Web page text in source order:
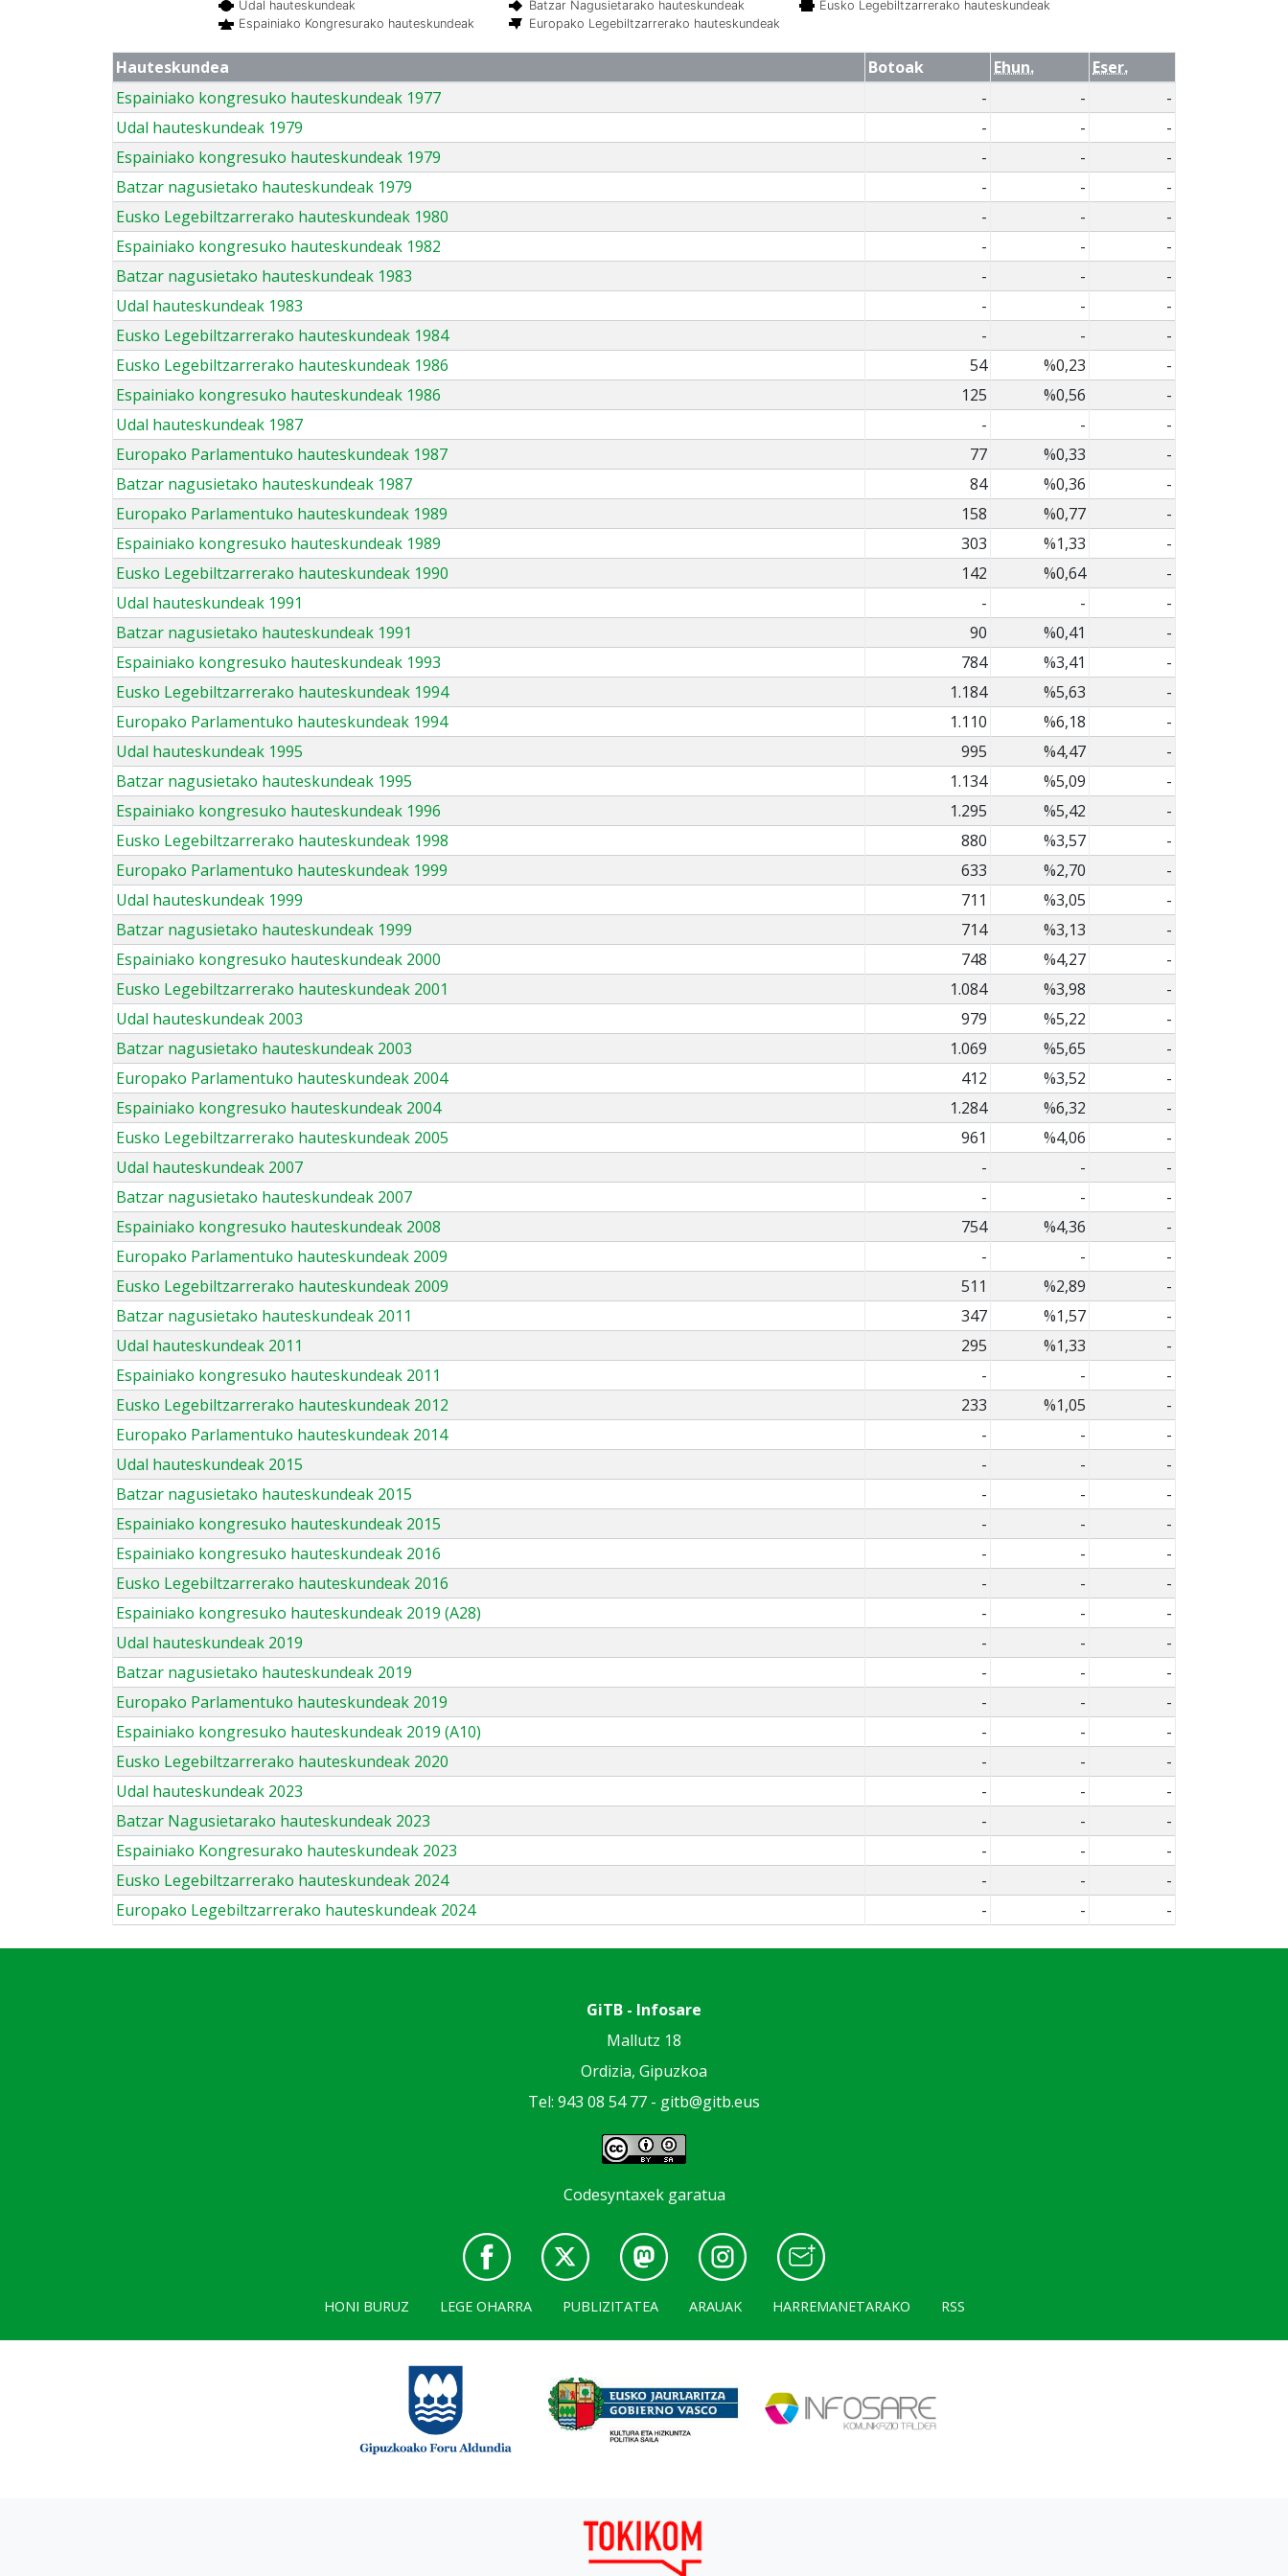
Udal hauteskundeak Batzar Nagusietarako hauteskundeak
Eusko Legebiltzarrerako hauteskundeak
Espainiako Kongresurako hauteskundeak
Europako Legebiltzarrerako hauteskundeak
Hauteskundea Botoak Ehun.
Eser.
Espainiako kongresuko hauteskundeak 1977
- -
-
Udal hauteskundeak 1979
- -
-
Espainiako kongresuko hauteskundeak 1979
- -
-
Batzar nagusietako hauteskundeak 1979
- -
-
Eusko Legebiltzarrerako hauteskundeak 1980
- -
-
Espainiako kongresuko hauteskundeak 1982
- -
-
Batzar nagusietako hauteskundeak 1983
- -
-
Udal hauteskundeak 1983
- -
-
Eusko Legebiltzarrerako hauteskundeak 1984
- -
-
Eusko Legebiltzarrerako hauteskundeak 1986
54 %0,23
-
Espainiako kongresuko hauteskundeak 1986
125 %0,56
-
Udal hauteskundeak 1987
- -
-
Europako Parlamentuko hauteskundeak 1987
77 %0,33
-
Batzar nagusietako hauteskundeak 1987
84 %0,36
-
Europako Parlamentuko hauteskundeak 1989
158 %0,77
-
Espainiako kongresuko hauteskundeak 1989
303 %1,33
-
Eusko Legebiltzarrerako hauteskundeak 1990
142 %0,64
-
Udal hauteskundeak 1991
- -
-
Batzar nagusietako hauteskundeak 1991
90 %0,41
-
Espainiako kongresuko hauteskundeak 1993
784 %3,41
-
Eusko Legebiltzarrerako hauteskundeak 1994
1.184 %5,63
-
Europako Parlamentuko hauteskundeak 1994
1.110 %6,18
-
Udal hauteskundeak 1995
995 %4,47
-
Batzar nagusietako hauteskundeak 1995
1.134 %5,09
-
Espainiako kongresuko hauteskundeak 1996
1.295 %5,42
-
Eusko Legebiltzarrerako hauteskundeak 1998
880 %3,57
-
Europako Parlamentuko hauteskundeak 1999
633 %2,70
-
Udal hauteskundeak 1999
711 %3,05
-
Batzar nagusietako hauteskundeak 1999
714 %3,13
-
Espainiako kongresuko hauteskundeak 2000
748 %4,27
-
Eusko Legebiltzarrerako hauteskundeak 2001
1.084 %3,98
-
Udal hauteskundeak 2003
979 %5,22
-
Batzar nagusietako hauteskundeak 2003
1.069 %5,65
-
Europako Parlamentuko hauteskundeak 2004
412 %3,52
-
Espainiako kongresuko hauteskundeak 2004
1.284 %6,32
-
Eusko Legebiltzarrerako hauteskundeak 2005
961 %4,06
-
Udal hauteskundeak 2007
- -
-
Batzar nagusietako hauteskundeak 2007
- -
-
Espainiako kongresuko hauteskundeak 2008
754 %4,36
-
Europako Parlamentuko hauteskundeak 2009
- -
-
Eusko Legebiltzarrerako hauteskundeak 2009
511 %2,89
-
Batzar nagusietako hauteskundeak 2011
347 %1,57
-
Udal hauteskundeak 2011
295 %1,33
-
Espainiako kongresuko hauteskundeak 2011
- -
-
Eusko Legebiltzarrerako hauteskundeak 2012
233 %1,05
-
Europako Parlamentuko hauteskundeak 2014
- -
-
Udal hauteskundeak 2015
- -
-
Batzar nagusietako hauteskundeak 2015
- -
-
Espainiako kongresuko hauteskundeak 2015
- -
-
Espainiako kongresuko hauteskundeak 2016
- -
-
Eusko Legebiltzarrerako hauteskundeak 2016
- -
-
Espainiako kongresuko hauteskundeak 2019 (A28)
- -
-
Udal hauteskundeak 2019
- -
-
Batzar nagusietako hauteskundeak 2019
- -
-
Europako Parlamentuko hauteskundeak 2019
- -
-
Espainiako kongresuko hauteskundeak 2019 (A10)
- -
-
Eusko Legebiltzarrerako hauteskundeak 2020
- -
-
Udal hauteskundeak 2023
- -
-
Batzar Nagusietarako hauteskundeak 2023
- -
-
Espainiako Kongresurako hauteskundeak 2023
- -
-
Eusko Legebiltzarrerako hauteskundeak 2024
- -
-
Europako Legebiltzarrerako hauteskundeak 2024
- - -
GiTB - Infosare
Mallutz 18
Ordizia, Gipuzkoa
Tel: 943 08 54 77 - gitb@gitb.eus
Codesyntaxek garatua
HONI BURUZ LEGE OHARRA PUBLIZITATEA ARAUAK HARREMANETARAKO RSS